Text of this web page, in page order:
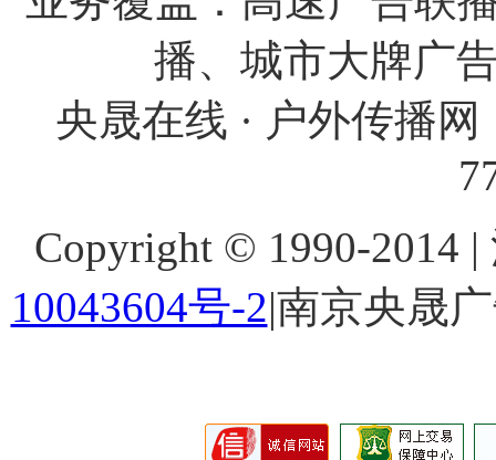
播、城市大牌广
央晟在线 · 户外传播
Copyright © 1990-2014
10043604号-2|南京央晟